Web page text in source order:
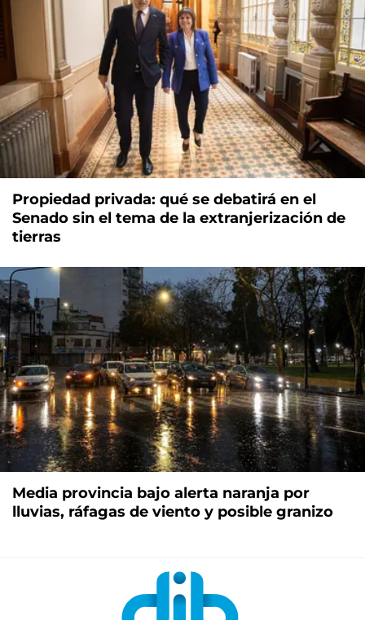
Propiedad privada: qué se debatirá en el
Senado sin el tema de la extranjerización de
tierras
Media provincia bajo alerta naranja por
lluvias, ráfagas de viento y posible granizo